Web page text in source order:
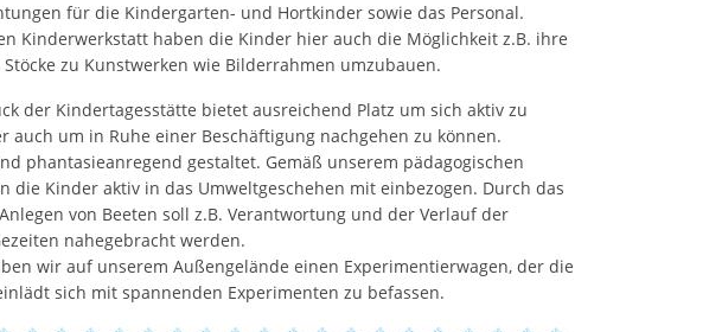
für die Kindergarten- und Hortkinder sowie das Personal.
Kinderwerkstatt haben die Kinder hier auch die Möglichkeit z.B. ihre
zu Kunstwerken wie Bilderrahmen umzubauen.
der Kindertagesstätte bietet ausreichend Platz um sich aktiv zu
auch um in Ruhe einer Beschäftigung nachgehen zu können.
phantasieanregend gestaltet. Gemäß unserem pädagogischen
die Kinder aktiv in das Umweltgeschehen mit einbezogen. Durch das
von Beeten soll z.B. Verantwortung und der Verlauf der
nahegebracht werden.
wir auf unserem Außengelände einen Experimentierwagen, der die
sich mit spannenden Experimenten zu befassen.